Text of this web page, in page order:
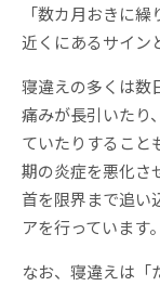
「数カ月おきに
近くにあるサイン
寝違えの多くは数
痛みが長引いたり
ていたりすること
期の炎症を悪化さ
首を限界まで追い
アを行っています。
なお、寝違えは「